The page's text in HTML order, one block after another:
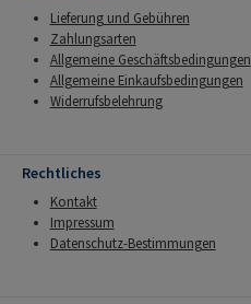
Lieferung und Gebühren
Zahlungsarten
Allgemeine Geschäftsbedingungen
Allgemeine Einkaufsbedingungen
Widerrufsbelehrung
Rechtliches
Kontakt
Impressum
Datenschutz-Bestimmungen